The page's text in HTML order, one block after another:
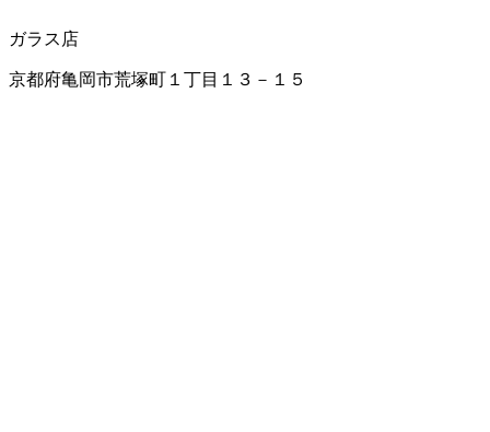
ガラス店
京都府亀岡市荒塚町１丁目１３－１５